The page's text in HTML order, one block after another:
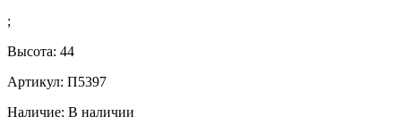
;
Высота: 44
Артикул: П5397
Наличие: В наличии